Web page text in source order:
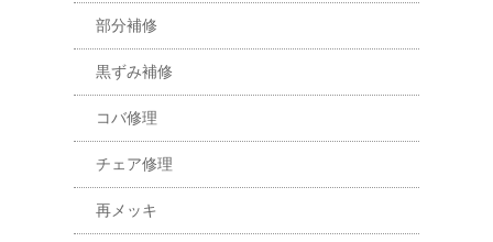
部分補修
黒ずみ補修
コバ修理
チェア修理
再メッキ